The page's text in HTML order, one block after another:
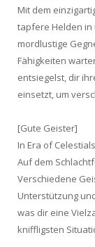
Mit dem
tapfere Helden in
mordlustige
Fähigkeiten
entsiegelst, dir
einsetzt, um
[Gute Geister]
In Era of
Auf dem
Verschiedene
Unterstützung
was dir eine
kniffligsten